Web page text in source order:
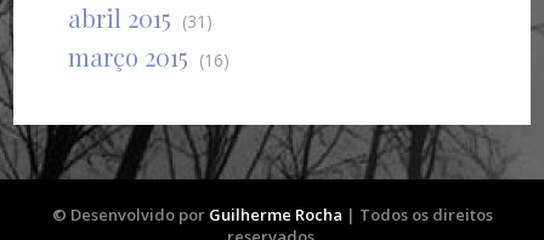
abril 2015 (31)
março 2015 (16)
© Desenvolvido por Guilherme Rocha | Todos os direitos